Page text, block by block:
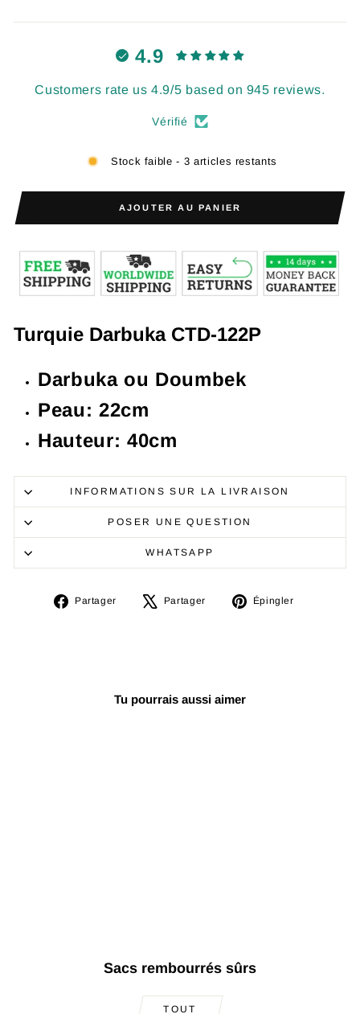
4.9
Customers rate us 4.9/5 based on 945 reviews.
Vérifié
Stock faible - 3 articles restants
AJOUTER AU PANIER
Turquie Darbuka CTD-122P
Darbuka ou Doumbek
Peau: 22cm
Hauteur: 40cm
INFORMATIONS SUR LA LIVRAISON
POSER UNE QUESTION
WHATSAPP
Partager
PartagerPartager
TweeterÉpingler
Tu pourrais aussi aimer
Sacs rembourrés sûrs
TOUT